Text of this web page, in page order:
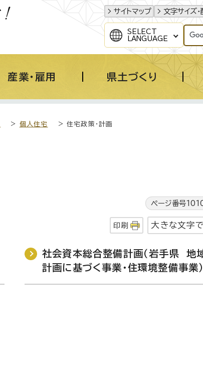
サイトマップ 文字サイズ
SELECT
LANGUAGE
産業・雇用 県土づくり
> 個人住宅 > 住宅政策・計画
ページ番号
印刷 大きな文字
社会資本総合整備計画（岩手県 地
計画に基づく事業・住環境整備事業）